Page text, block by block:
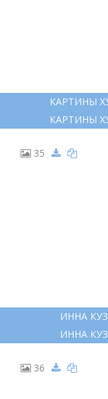
КАРТИНЫ
КАРТИНЫ
35
ИННА
ИННА
36